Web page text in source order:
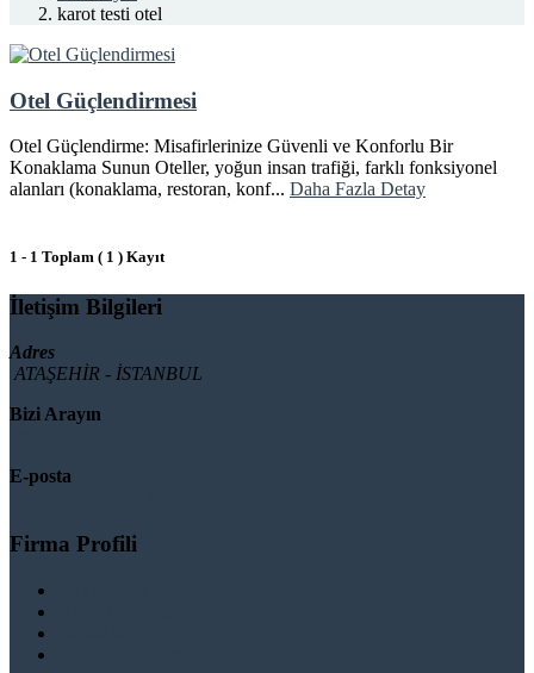
karot testi otel
Otel Güçlendirmesi
Otel Güçlendirme: Misafirlerinize Güvenli ve Konforlu Bir
Konaklama Sunun Oteller, yoğun insan trafiği, farklı fonksiyonel
alanları (konaklama, restoran, konf... Daha Fazla Detay
1 - 1 Toplam ( 1 ) Kayıt
İletişim Bilgileri
Adres
ATAŞEHİR - İSTANBUL
Bizi Arayın
E-posta
Firma Profili